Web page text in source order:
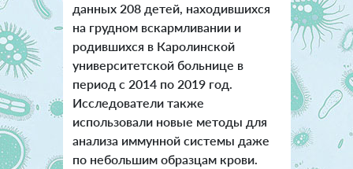
данных 208 детей, находившихся
на грудном вскармливании и
родившихся в Каролинской
университетской больнице в
период с 2014 по 2019 год.
Исследователи также
использовали новые методы для
анализа иммунной системы даже
по небольшим образцам крови.